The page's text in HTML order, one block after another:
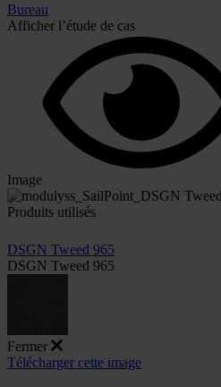
Bureau
Afficher l’étude de cas
Image
Produits utilisés
DSGN Tweed 965
DSGN Tweed 965
Fermer
Télécharger cette image